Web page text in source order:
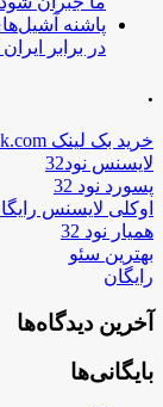
پاشنه
در برابر
.
خرید بک لینک behtarinbacklink.com
لایسنس نود32
پسورد نود 32
اوکلی لایسنس رایگان
همیار نود 32
بهترین سئو
رایگان
آخرین دیدگاه‌ها
بایگانی‌ها